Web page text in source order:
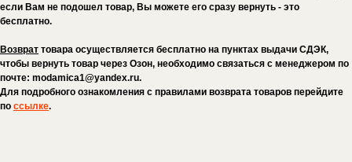
если Вам не подошел товар, Вы можете его сразу вернуть - это
бесплатно.
Возврат товара осуществляется бесплатно на пунктах выдачи CДЭК,
чтобы вернуть товар через Озон, необходимо связаться с менеджером по
почте: modamica1@yandex.ru.
Для подробного ознакомления с правилами возврата товаров перейдите
по ссылке.